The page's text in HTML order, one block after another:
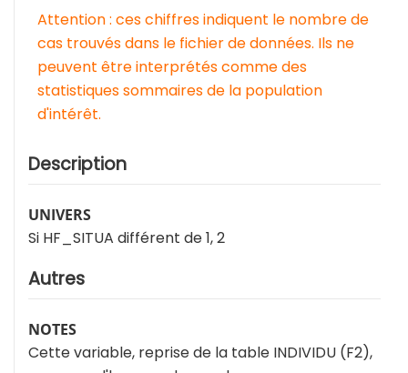
Attention : ces chiffres indiquent le nombre de
cas trouvés dans le fichier de données. Ils ne
peuvent être interprétés comme des
statistiques sommaires de la population
d'intérêt.
Description
UNIVERS
Si HF_SITUA différent de 1, 2
Autres
NOTES
Cette variable, reprise de la table INDIVIDU (F2),